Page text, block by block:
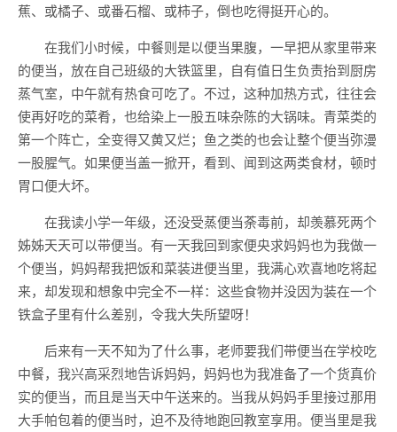
蕉、或橘子、或番石榴、或柿子，倒也吃得挺开心的。
在我们小时候，中餐则是以便当果腹，一早把从家里带来
的便当，放在自己班级的大铁篮里，自有值日生负责抬到厨房
蒸气室，中午就有热食可吃了。不过，这种加热方式，往往会
使再好吃的菜肴，也给染上一股五味杂陈的大锅味。青菜类的
第一个阵亡，全变得又黄又烂；鱼之类的也会让整个便当弥漫
一股腥气。如果便当盖一掀开，看到、闻到这两类食材，顿时
胃口便大坏。
在我读小学一年级，还没受蒸便当荼毒前，却羡慕死两个
姊姊天天可以带便当。有一天我回到家便央求妈妈也为我做一
个便当，妈妈帮我把饭和菜装进便当里，我满心欢喜地吃将起
来，却发现和想象中完全不一样：这些食物并没因为装在一个
铁盒子里有什么差别，令我大失所望呀！
后来有一天不知为了什么事，老师要我们带便当在学校吃
中餐，我兴高采烈地告诉妈妈，妈妈也为我准备了一个货真价
实的便当，而且是当天中午送来的。当我从妈妈手里接过那用
大手帕包着的便当时，迫不及待地跑回教室享用。便当里是我